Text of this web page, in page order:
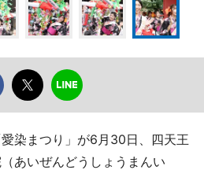
染まつり」が6月30日、四天王
あいぜんどうしょうまんい